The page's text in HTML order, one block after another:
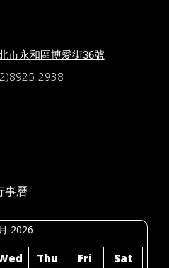
市永和區博愛街36號
2938
事曆
2026
Thu Fri Sat